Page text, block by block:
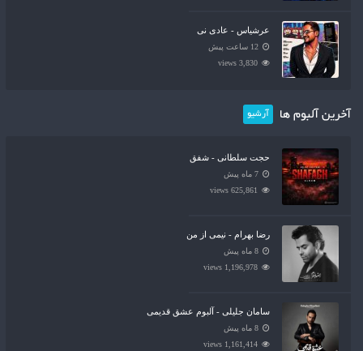
عرشیاس - عادی نی
12 ساعت پیش
3,830 views
آخرین آلبوم ها آرشیو
حجت سلطانی - شفق
7 ماه پیش
625,861 views
رضا بهرام - نیمی از من
8 ماه پیش
1,196,978 views
سامان جلیلی - آلبوم عشق قدیمی
8 ماه پیش
1,161,414 views